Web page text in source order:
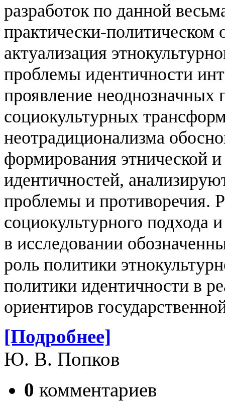
разработок по данной
практически-
актуализация
проблемы идентичности
проявление неоднозначных
социокультурных
неотрадиционализма
формирования этнической
идентичностей,
проблемы и противоречия.
социокультурного подхода
в исследовании
роль политики
политики идентичности в
ориентиров
[Подробнее]
Ю. В. Попков
0 комментариев